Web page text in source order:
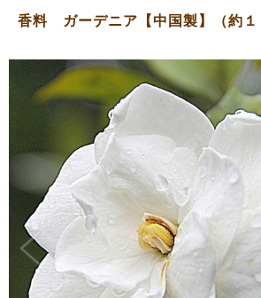
香料 ガーデニア【中国製】（約１